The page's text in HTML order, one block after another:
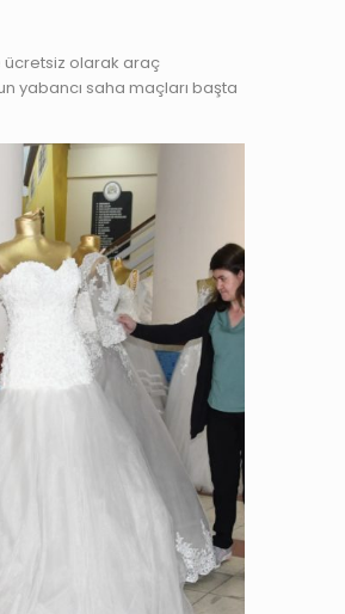
ücretsiz olarak araç
yabancı saha maçları başta